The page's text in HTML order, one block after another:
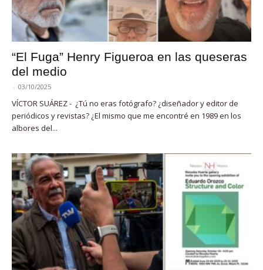
“El Fuga” Henry Figueroa en las queseras
del medio
- 03/10/2025
VÍCTOR SUÁREZ - ¿Tú no eras fotógrafo? ¿diseñador y editor de
periódicos y revistas? ¿El mismo que me encontré en 1989 en los
albores del...